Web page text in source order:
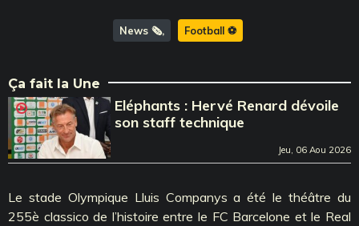
News 🗞️ Football ⚽️
Ça fait la Une
Eléphants : Hervé Renard dévoile
son staff technique
Jeu, 06 Aou 2026
Le stade Olympique Lluis Companys a été le théâtre du
255è classico de l’histoire entre le FC Barcelone et le Real